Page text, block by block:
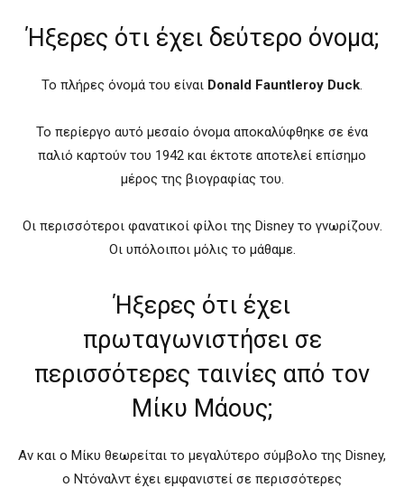
Ήξερες ότι έχει δεύτερο όνομα;
Το πλήρες όνομά του είναι Donald Fauntleroy Duck.
Το περίεργο αυτό μεσαίο όνομα αποκαλύφθηκε σε ένα
παλιό καρτούν του 1942 και έκτοτε αποτελεί επίσημο
μέρος της βιογραφίας του.
Οι περισσότεροι φανατικοί φίλοι της Disney το γνωρίζουν.
Οι υπόλοιποι μόλις το μάθαμε.
Ήξερες ότι έχει
πρωταγωνιστήσει σε
περισσότερες ταινίες από τον
Μίκυ Μάους;
Αν και ο Μίκυ θεωρείται το μεγαλύτερο σύμβολο της Disney,
ο Ντόναλντ έχει εμφανιστεί σε περισσότερες